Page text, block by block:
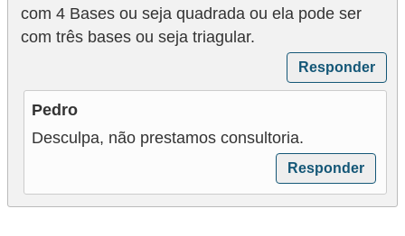
com 4 Bases ou seja quadrada ou ela pode ser
com três bases ou seja triagular.
Responder
Pedro
Desculpa, não prestamos consultoria.
Responder